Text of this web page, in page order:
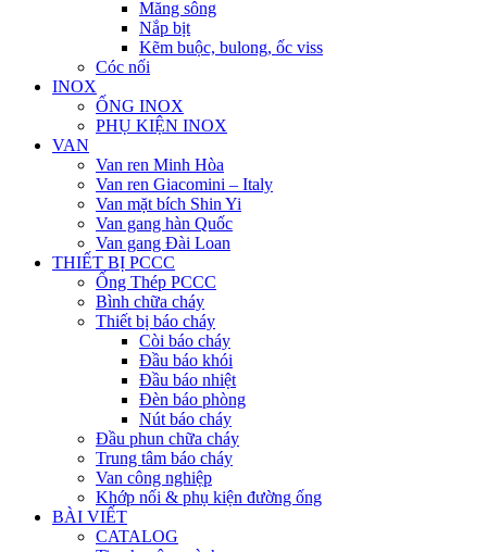
Măng sông
Nắp bịt
Kẽm buộc, bulong, ốc viss
Cóc nối
INOX
ỐNG INOX
PHỤ KIỆN INOX
VAN
Van ren Minh Hòa
Van ren Giacomini – Italy
Van mặt bích Shin Yi
Van gang hàn Quốc
Van gang Đài Loan
THIẾT BỊ PCCC
Ống Thép PCCC
Bình chữa cháy
Thiết bị báo cháy
Còi báo cháy
Đầu báo khói
Đầu báo nhiệt
Đèn báo phòng
Nút báo cháy
Đầu phun chữa cháy
Trung tâm báo cháy
Van công nghiệp
Khớp nối & phụ kiện đường ống
BÀI VIẾT
CATALOG